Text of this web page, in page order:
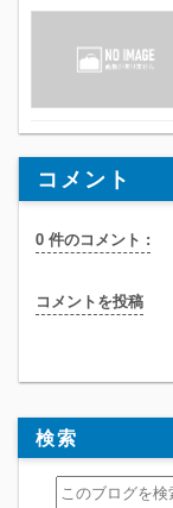
コメント
0 件のコメント :
コメントを投稿
検索